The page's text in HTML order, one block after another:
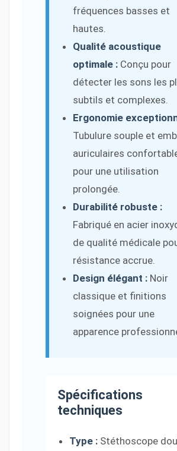
fréquences basses et
hautes.
Qualité acoustique
optimale : Conçu pour
détecter les sons les
subtils et complexes.
Ergonomie
Tubulure souple et
auriculaires
pour une utilisation
prolongée.
Durabilité robuste :
Fabriqué en acier
de qualité médicale
résistance accrue.
Design élégant : Noir
classique et finitions
soignées pour une
apparence
Spécifications
techniques
Type : Stéthoscope